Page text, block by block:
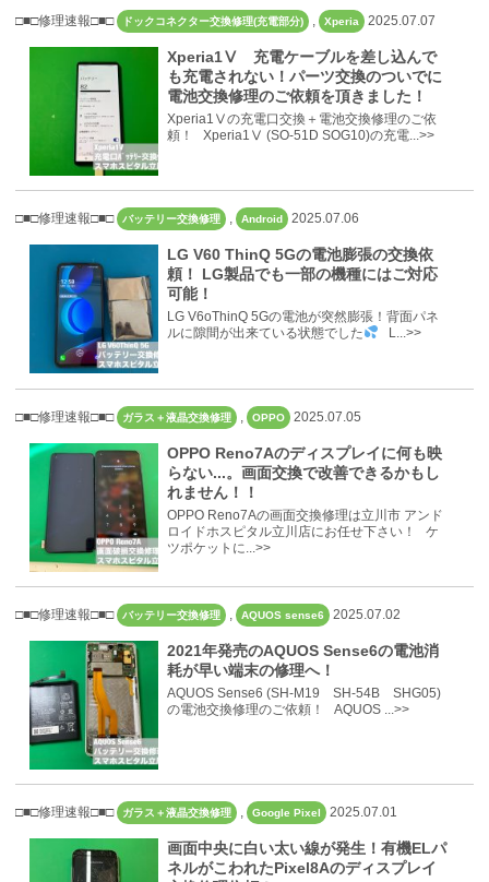
□■□修理速報□■□ ドックコネクター交換修理(充電部分) Xperia 2025.07.07
Xperia1Ⅴ 充電ケーブルを差し込んで
も充電されない！パーツ交換のついでに
電池交換修理のご依頼を頂きました！
Xperia1Ⅴの充電口交換＋電池交換修理のご依
頼！ Xperia1Ⅴ (SO-51D SOG10)の充電...>>
□■□修理速報□■□ バッテリー交換修理 , Android 2025.07.06
LG V60 ThinQ 5Gの電池膨張の交換依
頼！ LG製品でも一部の機種にはご対応
可能！
LG V6oThinQ 5Gの電池が突然膨張！背面パネ
ルに隙間が出来ている状態でした
L...>>
□■□修理速報□■□ ガラス＋液晶交換修理 OPPO 2025.07.05
OPPO Reno7Aのディスプレイに何も映
らない...。画面交換で改善できるかもし
れません！！
OPPO Reno7Aの画面交換修理は立川市 アンド
ロイドホスピタル立川店にお任せ下さい！ ケ
ツポケットに...>>
□■□修理速報□■□ バッテリー交換修理 , AQUOS sense6 2025.07.02
2021年発売のAQUOS Sense6の電池消
耗が早い端末の修理へ！
AQUOS Sense6 (SH-M19 SH-54B SHG05)
の電池交換修理のご依頼！ AQUOS ...>>
□■□修理速報□■□ ガラス＋液晶交換修理 , Google Pixel 2025.07.01
画面中央に白い太い線が発生！有機ELパ
ネルがこわれたPixel8Aのディスプレイ